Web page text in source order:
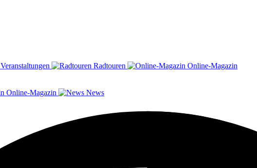
Veranstaltungen Radtouren Online-Magazin
Online-Magazin News